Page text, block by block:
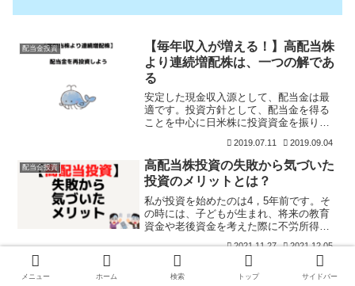
配当金投資
【毎年収入が増える！】高配当株
より連続増配株は、一つの解であ
る
安定した現金収入源として、配当金は最
適です。投資方針として、配当金を得る
ことを中心に日米株に投資資金を振り向
が、安定した現金収入が毎年増えていく
のは、想像以上に心強いです。さて、日
本経済新聞社の記事にあ
2019.07.11 2019.09.04
配当金投資
高配当株投資の失敗から気づいた
投資のメリットとは？
私が投資を始めたのは4，5年前です。そ
の時には、子どもが生まれ、将来の教育
資金や老後資金を考えた際に不労所得を
ことで、東証1部の配当利回りが2％弱な
ので、3％以上あれば
2021.11.27 2021.12.05
配当金で固定費を払うのをめざそ
メニュー ホーム 検索 トップ サイドバー